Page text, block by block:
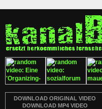
DOWNLOAD ORIGINAL VIDEO
DOWNLOAD MP4 VIDEO